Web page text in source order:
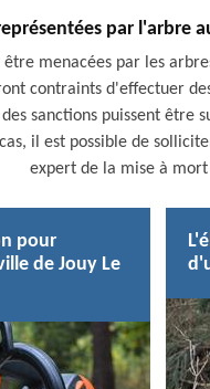
par l'arbre
menacées par les
contraints d'effectuer
sanctions puissent être
il est possible de
expert de la mise à
pour
de Jouy Le